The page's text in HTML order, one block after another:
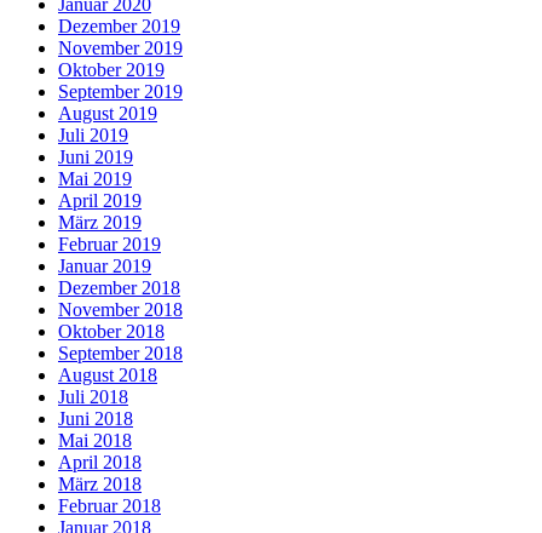
Januar 2020
Dezember 2019
November 2019
Oktober 2019
September 2019
August 2019
Juli 2019
Juni 2019
Mai 2019
April 2019
März 2019
Februar 2019
Januar 2019
Dezember 2018
November 2018
Oktober 2018
September 2018
August 2018
Juli 2018
Juni 2018
Mai 2018
April 2018
März 2018
Februar 2018
Januar 2018